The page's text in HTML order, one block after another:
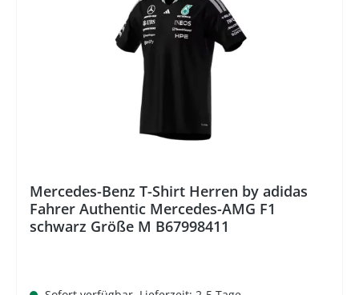
Mercedes-Benz T-Shirt Herren by adidas
Fahrer Authentic Mercedes-AMG F1
schwarz Größe M B67998411